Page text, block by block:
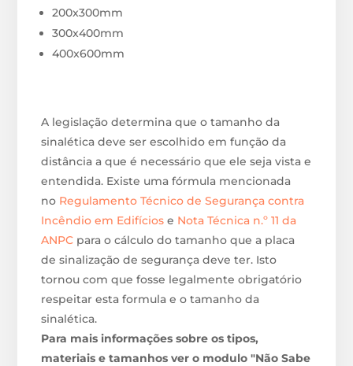
200x300mm
300x400mm
400x600mm
A legislação determina que o tamanho da
sinalética deve ser escolhido em função da
distância a que é necessário que ele seja vista e
entendida. Existe uma fórmula mencionada
no Regulamento Técnico de Segurança contra
Incêndio em Edifícios e Nota Técnica n.º 11 da
ANPC para o cálculo do tamanho que a placa
de sinalização de segurança deve ter. Isto
tornou com que fosse legalmente obrigatório
respeitar esta formula e o tamanho da
sinalética.
Para mais informações sobre os tipos,
materiais e tamanhos ver o modulo "Não Sabe